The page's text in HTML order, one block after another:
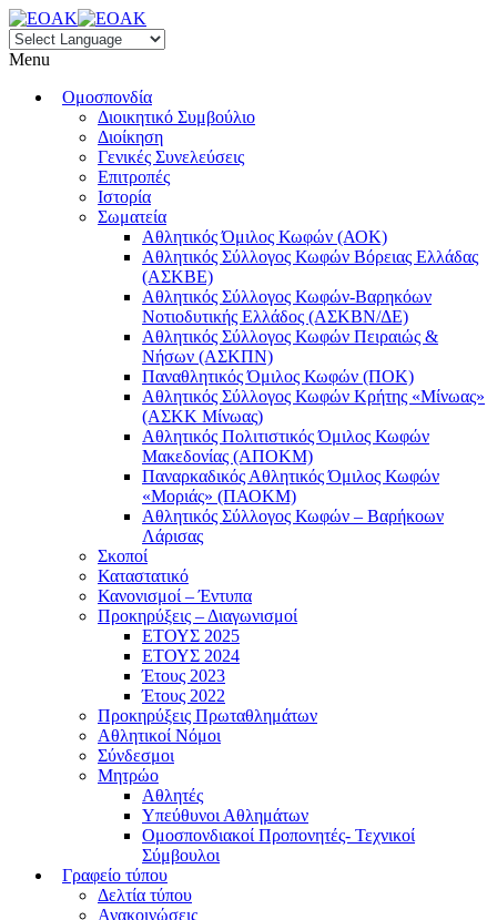
Menu
Ομοσπονδία
Διοικητικό Συμβούλιο
Διοίκηση
Γενικές Συνελεύσεις
Επιτροπές
Ιστορία
Σωματεία
Αθλητικός Όμιλος Κωφών (ΑΟΚ)
Αθλητικός Σύλλογος Κωφών Βόρειας Ελλάδας
(ΑΣΚΒΕ)
Αθλητικός Σύλλογος Κωφών-Βαρηκόων
Νοτιοδυτικής Ελλάδος (ΑΣΚΒΝ/ΔΕ)
Αθλητικός Σύλλογος Κωφών Πειραιώς &
Νήσων (ΑΣΚΠΝ)
Παναθλητικός Όμιλος Κωφών (ΠΟΚ)
Αθλητικός Σύλλογος Κωφών Κρήτης «Μίνωας»
(ΑΣΚΚ Μίνωας)
Αθλητικός Πολιτιστικός Όμιλος Κωφών
Μακεδονίας (ΑΠΟΚΜ)
Παναρκαδικός Αθλητικός Όμιλος Κωφών
«Μοριάς» (ΠΑΟΚΜ)
Αθλητικός Σύλλογος Κωφών – Βαρήκοων
Λάρισας
Σκοποί
Καταστατικό
Κανονισμοί – Έντυπα
Προκηρύξεις – Διαγωνισμοί
ΕΤΟΥΣ 2025
ΕΤΟΥΣ 2024
Έτους 2023
Έτους 2022
Προκηρύξεις Πρωταθλημάτων
Αθλητικοί Νόμοι
Σύνδεσμοι
Μητρώο
Αθλητές
Υπεύθυνοι Αθλημάτων
Ομοσπονδιακοί Προπονητές- Τεχνικοί
Σύμβουλοι
Γραφείο τύπου
Δελτία τύπου
Ανακοινώσεις